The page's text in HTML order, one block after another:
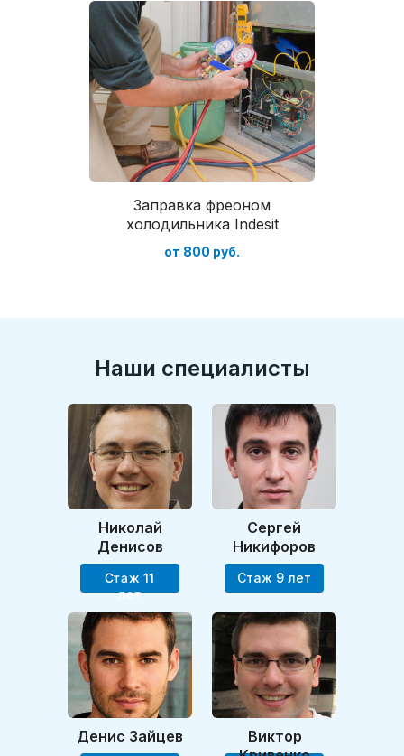
от 800 руб.
Заправка фреоном
холодильника Indesit
от 1400 руб.
Замена манжеты стиральной
машины Indesit
Наши специалисты
Стаж 9 лет
Сергей
Никифоров
Денис Зайцев
Виктор
Николай
Денисов
Стаж 11
лет